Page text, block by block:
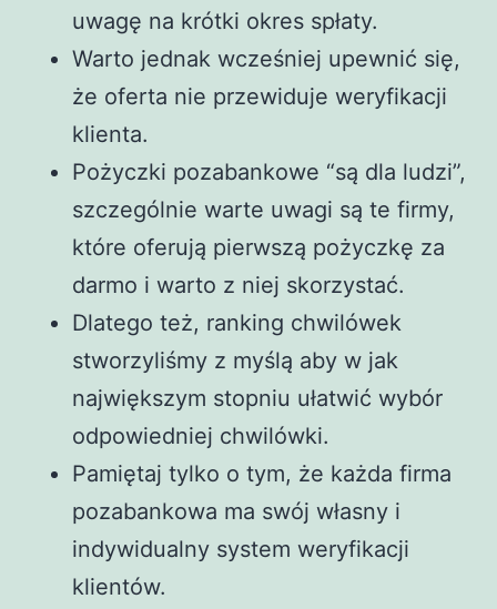
uwagę na krótki okres spłaty.
Warto jednak wcześniej upewnić się,
że oferta nie przewiduje weryfikacji
klienta.
Pożyczki pozabankowe “są dla ludzi”,
szczególnie warte uwagi są te firmy,
które oferują pierwszą pożyczkę za
darmo i warto z niej skorzystać.
Dlatego też, ranking chwilówek
stworzyliśmy z myślą aby w jak
największym stopniu ułatwić wybór
odpowiedniej chwilówki.
Pamiętaj tylko o tym, że każda firma
pozabankowa ma swój własny i
indywidualny system weryfikacji
klientów.